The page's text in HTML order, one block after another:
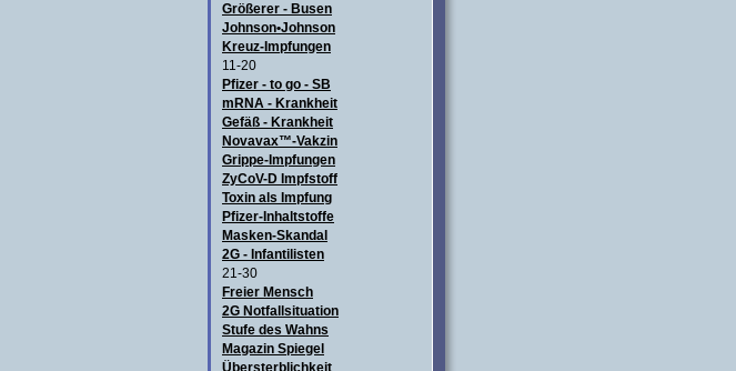
Größerer - Busen
Johnson•Johnson
Kreuz-Impfungen
11-20
Pfizer - to go - SB
mRNA - Krankheit
Gefäß - Krankheit
Novavax™-Vakzin
Grippe-Impfungen
ZyCoV-D Impfstoff
Toxin als Impfung
Pfizer-Inhaltstoffe
Masken-Skandal
2G - Infantilisten
21-30
Freier Mensch
2G Notfallsituation
Stufe des Wahns
Magazin Spiegel
Übersterblichkeit